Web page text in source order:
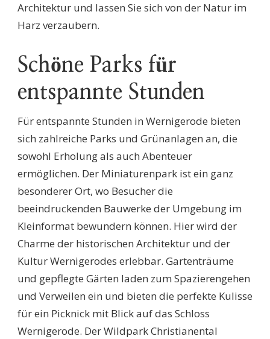
Architektur und lassen Sie sich von der Natur im
Harz verzaubern.
Schöne Parks für
entspannte Stunden
Für entspannte Stunden in Wernigerode bieten
sich zahlreiche Parks und Grünanlagen an, die
sowohl Erholung als auch Abenteuer
ermöglichen. Der Miniaturenpark ist ein ganz
besonderer Ort, wo Besucher die
beeindruckenden Bauwerke der Umgebung im
Kleinformat bewundern können. Hier wird der
Charme der historischen Architektur und der
Kultur Wernigerodes erlebbar. Gartenträume
und gepflegte Gärten laden zum Spazierengehen
und Verweilen ein und bieten die perfekte Kulisse
für ein Picknick mit Blick auf das Schloss
Wernigerode. Der Wildpark Christianental